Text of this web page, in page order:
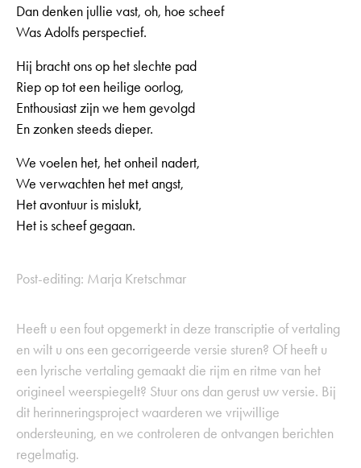
Dan denken jullie vast, oh, hoe scheef
Was Adolfs perspectief.
Hij bracht ons op het slechte pad
Riep op tot een heilige oorlog,
Enthousiast zijn we hem gevolgd
En zonken steeds dieper.
We voelen het, het onheil nadert,
We verwachten het met angst,
Het avontuur is mislukt,
Het is scheef gegaan.
Post-editing: Marja Kretschmar
Heeft u een fout opgemerkt in deze transcriptie of vertaling
en wilt u ons een gecorrigeerde versie sturen? Of heeft u
een lyrische vertaling gemaakt die rijm en ritme van het
origineel weerspiegelt? Stuur ons dan gerust uw versie. Bij
dit herinneringsproject waarderen we vrijwillige
ondersteuning, en we controleren de ontvangen berichten
regelmatig.